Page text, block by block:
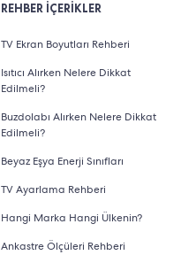
REHBER İÇERİKLER
TV Ekran Boyutları Rehberi
Isıtıcı Alırken Nelere Dikkat
Edilmeli?
Buzdolabı Alırken Nelere Dikkat
Edilmeli?
Beyaz Eşya Enerji Sınıfları
TV Ayarlama Rehberi
Hangi Marka Hangi Ülkenin?
Ankastre Ölçüleri Rehberi